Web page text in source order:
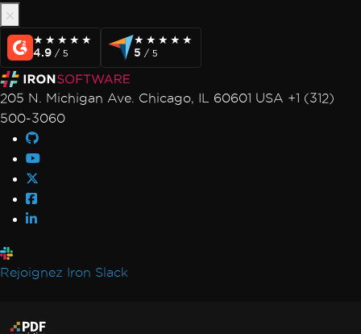
★★★★★
★★★★★
4.9 / 5
★★★★★
★★★★★
5 / 5
205 N. Michigan Ave. Chicago, IL 60601 USA +1 (312)
500-3060
Rejoignez Iron Slack